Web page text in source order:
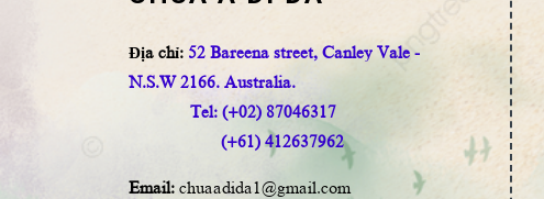
Địa chỉ: 52 Bareena street, Canley Vale -
N.S.W 2166. Australia.
Tel: (+02) 87046317
(+61) 412637962
Email: chuaadida1@gmail.com